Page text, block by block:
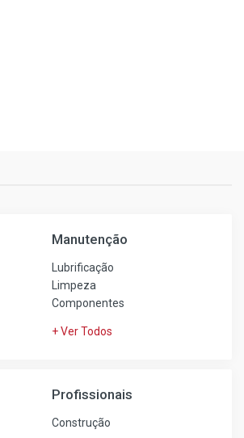
Manutenção
Lubrificação
Limpeza
Componentes
+ Ver Todos
Profissionais
Construção